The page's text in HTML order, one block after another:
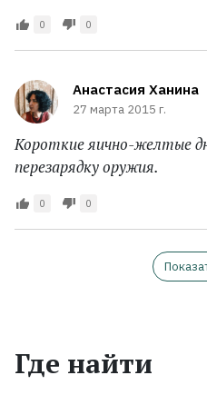
0 0
Анастасия Ханина
27 марта 2015 г.
Короткие яично-желтые
перезарядку оружия.
0 0
Где найти